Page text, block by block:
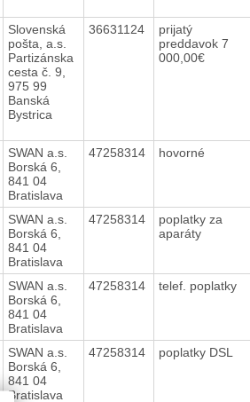
Slovenská
pošta, a.s.
Partizánska
cesta č. 9,
975 99
Banská
Bystrica
36631124
prijatý
preddavok 7
000,00€
SWAN a.s.
Borská 6,
841 04
Bratislava
47258314 hovorné
SWAN a.s.
Borská 6,
841 04
Bratislava
47258314
poplatky za
aparáty
SWAN a.s.
Borská 6,
841 04
Bratislava
47258314 telef. poplatky
SWAN a.s.
Borská 6,
841 04
Bratislava
47258314 poplatky DSL